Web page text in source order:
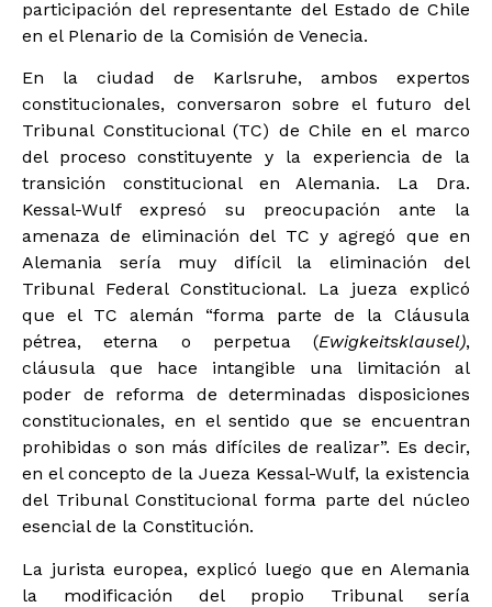
participación del representante del Estado de Chile
en el Plenario de la Comisión de Venecia.
En la ciudad de Karlsruhe, ambos expertos
constitucionales, conversaron sobre el futuro del
Tribunal Constitucional (TC) de Chile en el marco
del proceso constituyente y la experiencia de la
transición constitucional en Alemania. La Dra.
Kessal-Wulf expresó su preocupación ante la
amenaza de eliminación del TC y agregó que en
Alemania sería muy difícil la eliminación del
Tribunal Federal Constitucional. La jueza explicó
que el TC alemán “forma parte de la Cláusula
pétrea, eterna o perpetua (Ewigkeitsklausel),
cláusula que hace intangible una limitación al
poder de reforma de determinadas disposiciones
constitucionales, en el sentido que se encuentran
prohibidas o son más difíciles de realizar”. Es decir,
en el concepto de la Jueza Kessal-Wulf, la existencia
del Tribunal Constitucional forma parte del núcleo
esencial de la Constitución.
La jurista europea, explicó luego que en Alemania
la modificación del propio Tribunal sería